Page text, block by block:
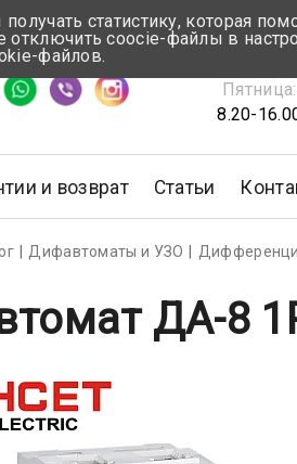
ответа ≈ 5 мин
Понедельник-
Пятница:
8.20-
и возврат Статьи
Дифавтоматы и УЗО
ДА-8
статистику, которая
coocie-файлы в
файлов.